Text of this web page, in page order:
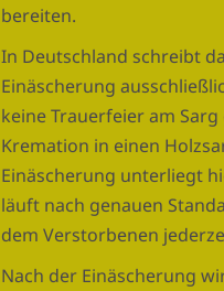
bereiten.
In Deutschland schreibt
Einäscherung
keine Trauerfeier am
Kremation in einen
Einäscherung unterliegt
läuft nach genauen
dem Verstorbenen
Nach der Einäscherung